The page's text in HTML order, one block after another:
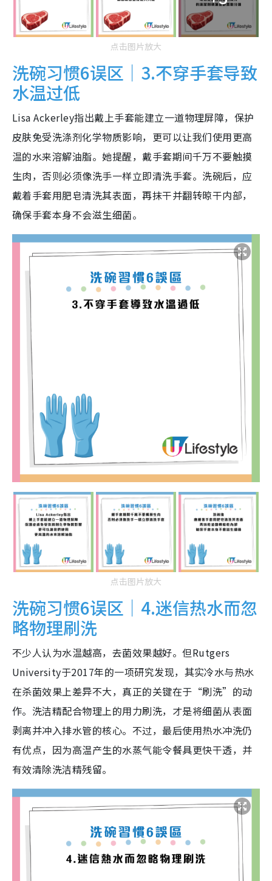
点击图片放大
洗碗习惯6误区｜3.不穿手套导致
水温过低
Lisa Ackerley指出戴上手套能建立一道物理屏障，保护
皮肤免受洗涤剂化学物质影响，更可以让我们使用更高
温的水来溶解油脂。她提醒，戴手套期间千万不要触摸
生肉，否则必须像洗手一样立即清洗手套。洗碗后，应
戴着手套用肥皂清洗其表面，再抹干并翻转晾干内部，
确保手套本身不会滋生细菌。
点击图片放大
洗碗习惯6误区｜4.迷信热水而忽
略物理刷洗
不少人认为水温越高，去菌效果越好。但Rutgers
University于2017年的一项研究发现，其实冷水与热水
在杀菌效果上差异不大，真正的关键在于“刷洗”的动
作。洗洁精配合物理上的用力刷洗，才是将细菌从表面
剥离并冲入排水管的核心。不过，最后使用热水冲洗仍
有优点，因为高温产生的水蒸气能令餐具更快干透，并
有效清除洗洁精残留。